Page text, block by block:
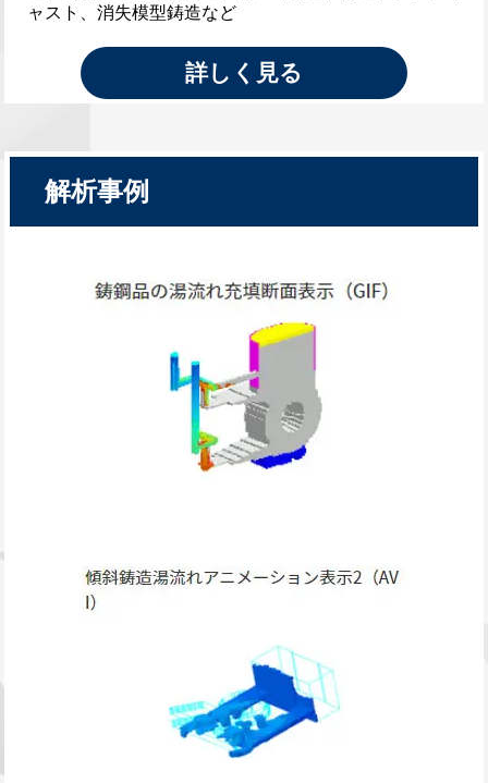
ャスト、消失模型鋳造など
詳しく見る
解析事例